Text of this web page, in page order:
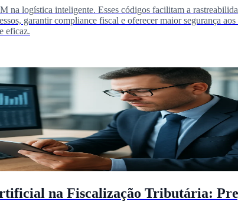
logística inteligente. Esses códigos facilitam a
garantir compliance fiscal e oferecer maior segurança
eficaz.
na Fiscalização Tributária: